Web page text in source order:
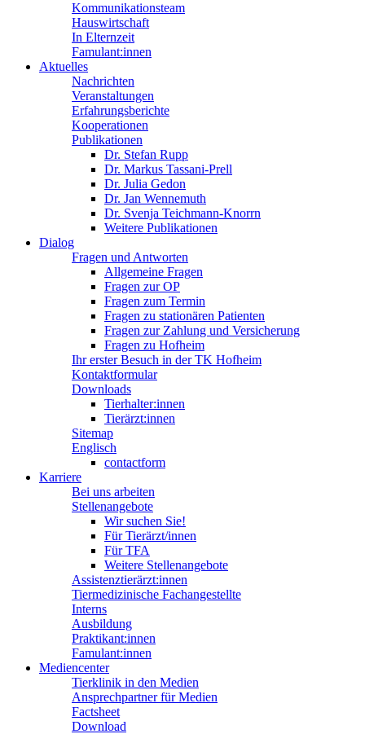
Kommunikationsteam
Hauswirtschaft
In Elternzeit
Famulant:innen
Aktuelles
Nachrichten
Veranstaltungen
Erfahrungsberichte
Kooperationen
Publikationen
Dr. Stefan Rupp
Dr. Markus Tassani-Prell
Dr. Julia Gedon
Dr. Jan Wennemuth
Dr. Svenja Teichmann-Knorrn
Weitere Publikationen
Dialog
Fragen und Antworten
Allgemeine Fragen
Fragen zur OP
Fragen zum Termin
Fragen zu stationären Patienten
Fragen zur Zahlung und Versicherung
Fragen zu Hofheim
Ihr erster Besuch in der TK Hofheim
Kontaktformular
Downloads
Tierhalter:innen
Tierärzt:innen
Sitemap
Englisch
contactform
Karriere
Bei uns arbeiten
Stellenangebote
Wir suchen Sie!
Für Tierärzt/innen
Für TFA
Weitere Stellenangebote
Assistenztierärzt:innen
Tiermedizinische Fachangestellte
Interns
Ausbildung
Praktikant:innen
Famulant:innen
Mediencenter
Tierklinik in den Medien
Ansprechpartner für Medien
Factsheet
Download